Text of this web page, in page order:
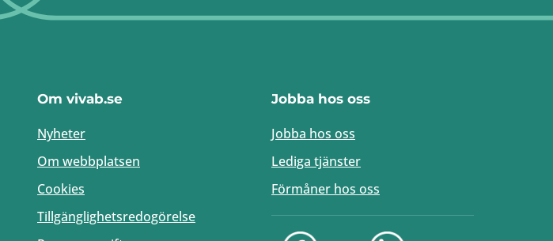
Om vivab.se
Nyheter
Om webbplatsen
Cookies
Tillgänglighetsredogörelse
Jobba hos oss
Jobba hos oss
Lediga tjänster
Förmåner hos oss